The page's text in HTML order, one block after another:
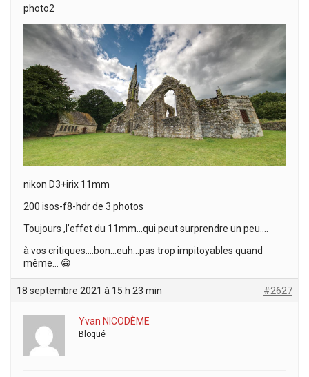
photo2
nikon D3+irix 11mm
200 isos-f8-hdr de 3 photos
Toujours ,l’effet du 11mm…qui peut surprendre un peu….
à vos critiques….bon…euh…pas trop impitoyables quand
même… 😀
18 septembre 2021 à 15 h 23 min #2627
Yvan NICODÈME
Bloqué